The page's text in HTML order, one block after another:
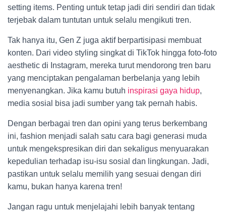
setting items. Penting untuk tetap jadi diri sendiri dan tidak
terjebak dalam tuntutan untuk selalu mengikuti tren.
Tak hanya itu, Gen Z juga aktif berpartisipasi membuat
konten. Dari video styling singkat di TikTok hingga foto-foto
aesthetic di Instagram, mereka turut mendorong tren baru
yang menciptakan pengalaman berbelanja yang lebih
menyenangkan. Jika kamu butuh inspirasi gaya hidup,
media sosial bisa jadi sumber yang tak pernah habis.
Dengan berbagai tren dan opini yang terus berkembang
ini, fashion menjadi salah satu cara bagi generasi muda
untuk mengekspresikan diri dan sekaligus menyuarakan
kepedulian terhadap isu-isu sosial dan lingkungan. Jadi,
pastikan untuk selalu memilih yang sesuai dengan diri
kamu, bukan hanya karena tren!
Jangan ragu untuk menjelajahi lebih banyak tentang